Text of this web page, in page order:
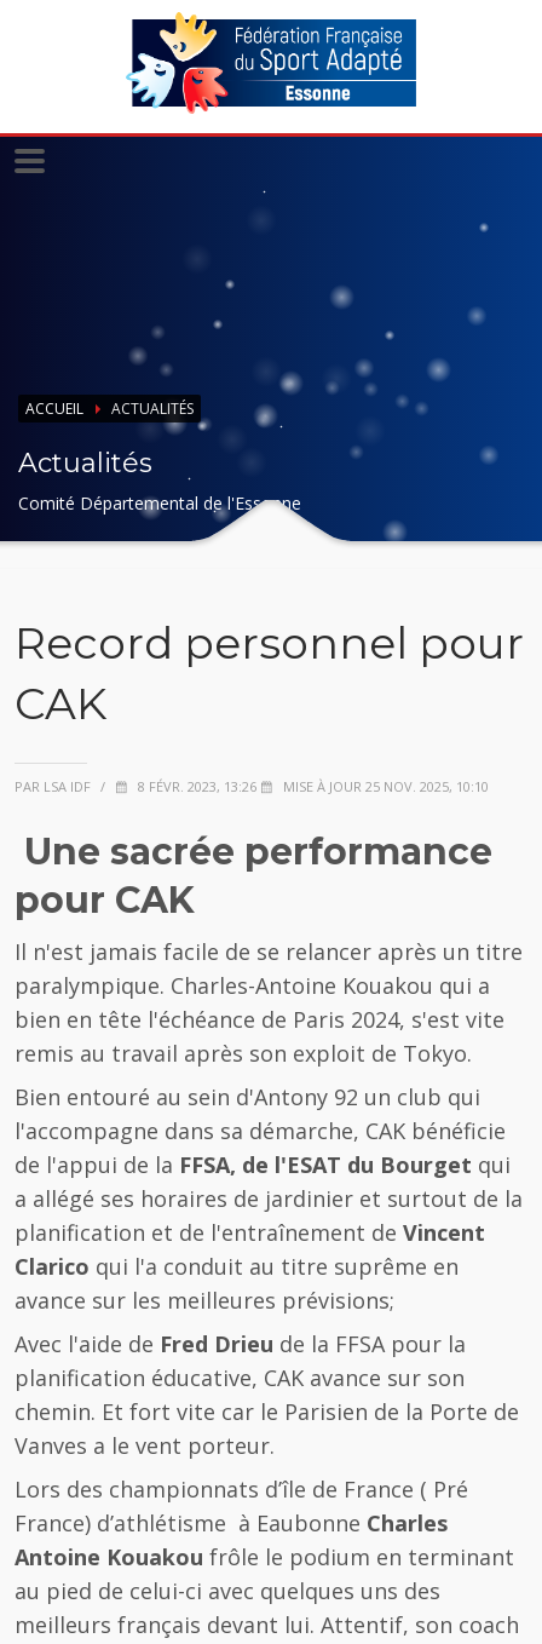
ACCUEIL ACTUALITÉS
Actualités
Comité Départemental de l'Essonne
Record personnel pour
CAK
PAR LSA IDF / 8 FÉVR. 2023, 13:26 MISE À JOUR 25 NOV. 2025, 10:10
Une sacrée performance
pour CAK
Il n'est jamais facile de se relancer après un titre
paralympique. Charles-Antoine Kouakou qui a
bien en tête l'échéance de Paris 2024, s'est vite
remis au travail après son exploit de Tokyo.
Bien entouré au sein d'Antony 92 un club qui
l'accompagne dans sa démarche, CAK bénéficie
de l'appui de la FFSA, de l'ESAT du Bourget qui
a allégé ses horaires de jardinier et surtout de la
planification et de l'entraînement de Vincent
Clarico qui l'a conduit au titre suprême en
avance sur les meilleures prévisions;
Avec l'aide de Fred Drieu de la FFSA pour la
planification éducative, CAK avance sur son
chemin. Et fort vite car le Parisien de la Porte de
Vanves a le vent porteur.
Lors des championnats d’île de France ( Pré
France) d’athlétisme à Eaubonne Charles
Antoine Kouakou frôle le podium en terminant
au pied de celui-ci avec quelques uns des
meilleurs français devant lui. Attentif, son coach
Panneau de gestion des cookies